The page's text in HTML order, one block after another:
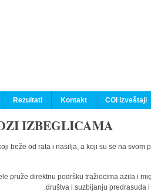
COI izveštaji
Kontakt
Rezultati
IZBEGLICAMA
beže od rata i nasilja, a koji su se na svom
pruže direktnu podršku tražiocima azila i
društva i suzbijanju predrasuda